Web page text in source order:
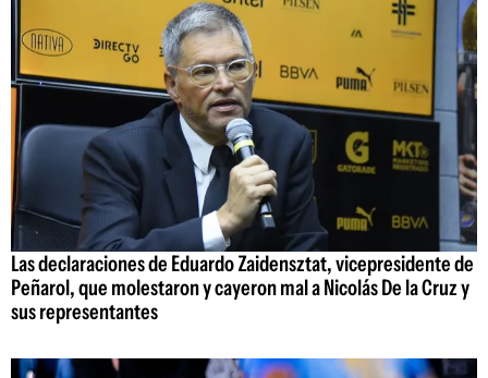
Las declaraciones de Eduardo Zaidensztat, vicepresidente de
Peñarol, que molestaron y cayeron mal a Nicolás De la Cruz y
sus representantes